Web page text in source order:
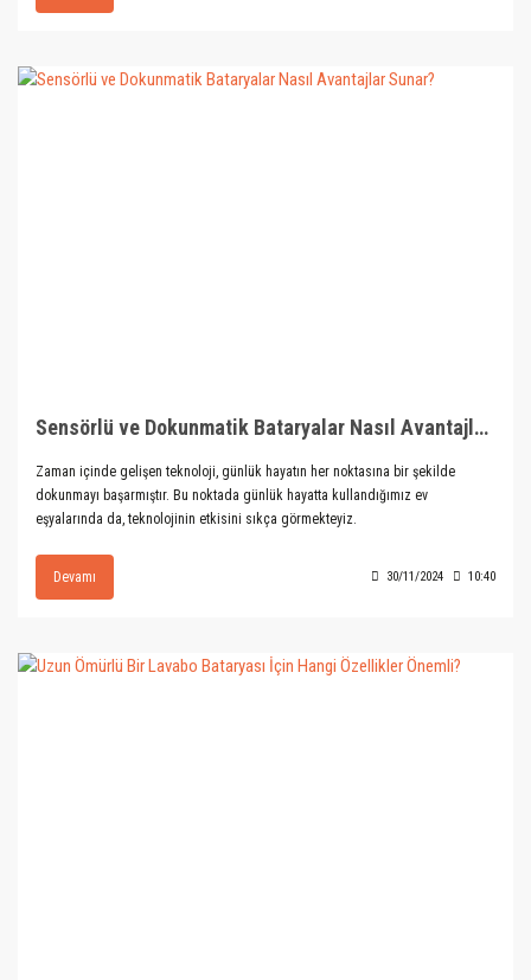
Sensörlü ve Dokunmatik Bataryalar Nasıl Avantajlar Sunar?
Zaman içinde gelişen teknoloji, günlük hayatın her noktasına bir şekilde
dokunmayı başarmıştır. Bu noktada günlük hayatta kullandığımız ev
eşyalarında da, teknolojinin etkisini sıkça görmekteyiz.
Devamı 30/11/2024 10:40